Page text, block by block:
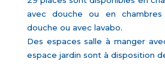
avec douche ou en
douche ou avec lavabo.
Des espaces salle à manger
espace jardin sont à disposition